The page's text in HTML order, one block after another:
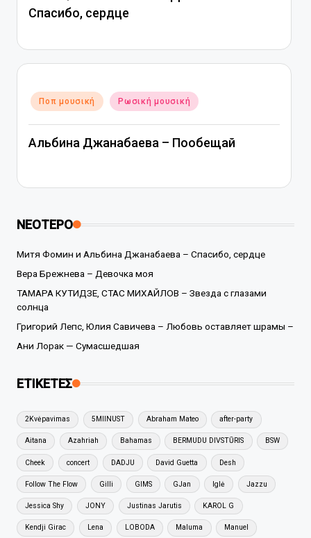
Спасибо, сердце
Αναρτήθηκε
σε
Ποπ μουσική Ρωσική μουσική
Альбина Джанабаева – Пообещай
ΝΕΟΤΕΡΟ
Митя Фомин и Альбина Джанабаева – Спасибо, сердце
Вера Брежнева – Девочка моя
ТАМАРА КУТИДЗЕ, СТАС МИХАЙЛОВ – Звезда с глазами
солнца
Григорий Лепс, Юлия Савичева – Любовь оставляет шрамы –
Ани Лорак — Сумасшедшая
ΕΤΙΚΕΤΕΣ
2Kvėpavimas 5MIINUST Abraham Mateo after-party
Aitana Azahriah Bahamas BERMUDU DIVSTŪRIS BSW
Cheek concert DADJU David Guetta Desh
Follow The Flow Gilli GIMS GJan Iglė Jazzu
Jessica Shy JONY Justinas Jarutis KAROL G
Kendji Girac Lena LOBODA Maluma Manuel